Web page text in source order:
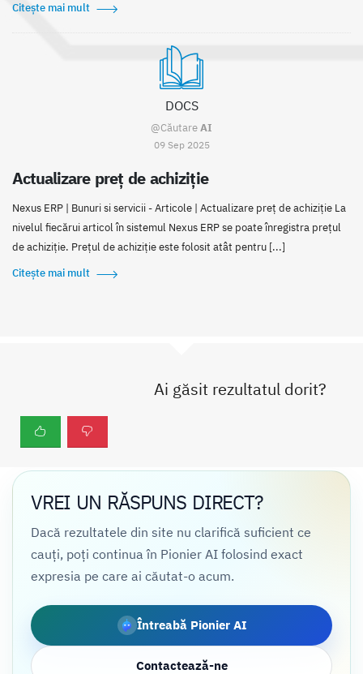
Citește mai mult
DOCS
@CăutareAI
09 Sep 2025
Actualizare preț de achiziție
Nexus ERP | Bunuri si servicii - Articole | Actualizare preț de achiziție La
nivelul fiecărui articol în sistemul Nexus ERP se poate înregistra prețul
de achiziție. Prețul de achiziție este folosit atât pentru [...]
Citește mai mult
Ai găsit rezultatul dorit?
VREI UN RĂSPUNS DIRECT?
Dacă rezultatele din site nu clarifică suficient ce
cauți, poți continua în Pionier AI folosind exact
expresia pe care ai căutat-o acum.
Întreabă Pionier AI
Contactează-ne